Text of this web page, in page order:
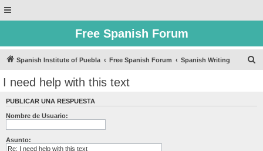
Free Spanish Forum
Spanish Institute of Puebla Free Spanish Forum Spanish Writing
I need help with this text
PUBLICAR UNA RESPUESTA
Nombre de Usuario:
Asunto: